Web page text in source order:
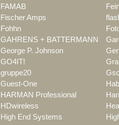
FAMAB
Fischer Amps
Fohhn
GAHRENS + BATTERMANN
George P. Johnson
GO4IT!
gruppe20
Guest-One
HARMAN Professional
HDwireless
High End Systems